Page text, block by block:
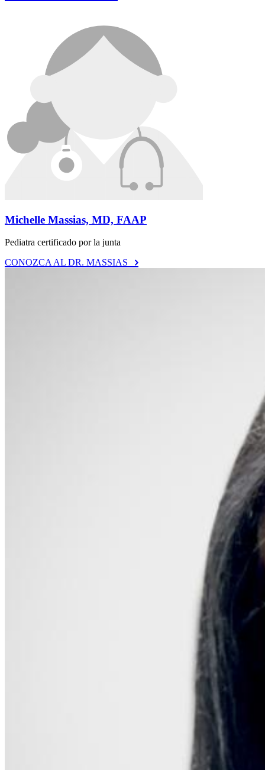
Michelle Massias, MD, FAAP
Pediatra certificado por la junta
CONOZCA AL DR. MASSIAS